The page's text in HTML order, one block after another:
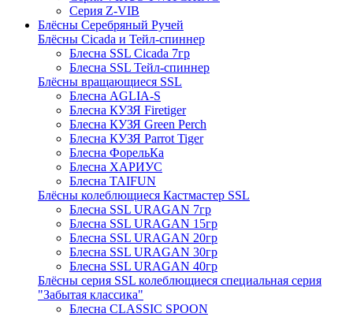
Серия Z-VIB
Блёсны Серебряный Ручей
Блёсны Cicada и Тейл-спиннер
Блесна SSL Cicada 7гр
Блесна SSL Тейл-спиннер
Блёсны вращающиеся SSL
Блесна AGLIA-S
Блесна КУЗЯ Firetiger
Блесна КУЗЯ Green Perch
Блесна КУЗЯ Parrot Tiger
Блесна ФорельКа
Блесна ХАРИУС
Блесна TAIFUN
Блёсны колеблющиеся Кастмастер SSL
Блесна SSL URAGAN 7гр
Блесна SSL URAGAN 15гр
Блесна SSL URAGAN 20гр
Блесна SSL URAGAN 30гр
Блесна SSL URAGAN 40гр
Блёсны серия SSL колеблющиеся специальная серия
"Забытая классика"
Блесна CLASSIC SPOON